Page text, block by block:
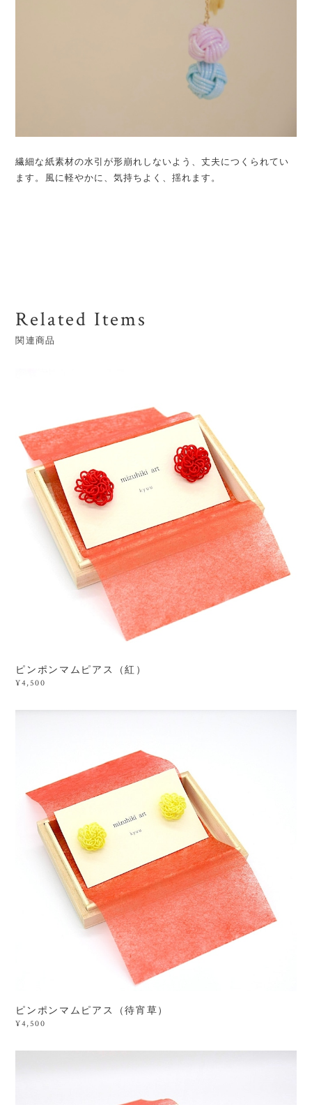
繊細な紙素材の水引が形崩れしないよう、丈夫につくられてい
ます。風に軽やかに、気持ちよく、揺れます。
Related Items
関連商品
ピンポンマムピアス（紅）
¥4,500
ピンポンマムピアス（待宵草）
¥4,500